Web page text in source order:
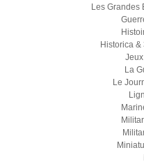
Les Grandes
Historica &
La
Le